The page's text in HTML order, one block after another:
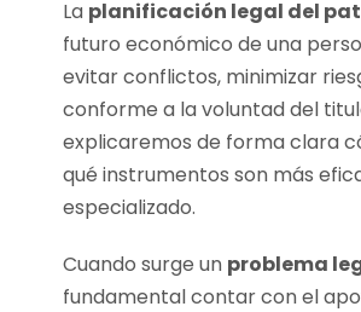
La planificación legal del
futuro económico de una
evitar conflictos, minimizar
conforme a la voluntad del
explicaremos de forma clara
qué instrumentos son más
especializado.
Cuando surge un problema
fundamental contar con el